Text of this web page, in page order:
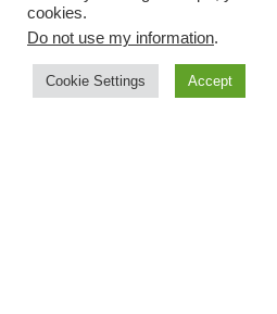
cookies.
Do not use my information.
Cookie Settings Accept